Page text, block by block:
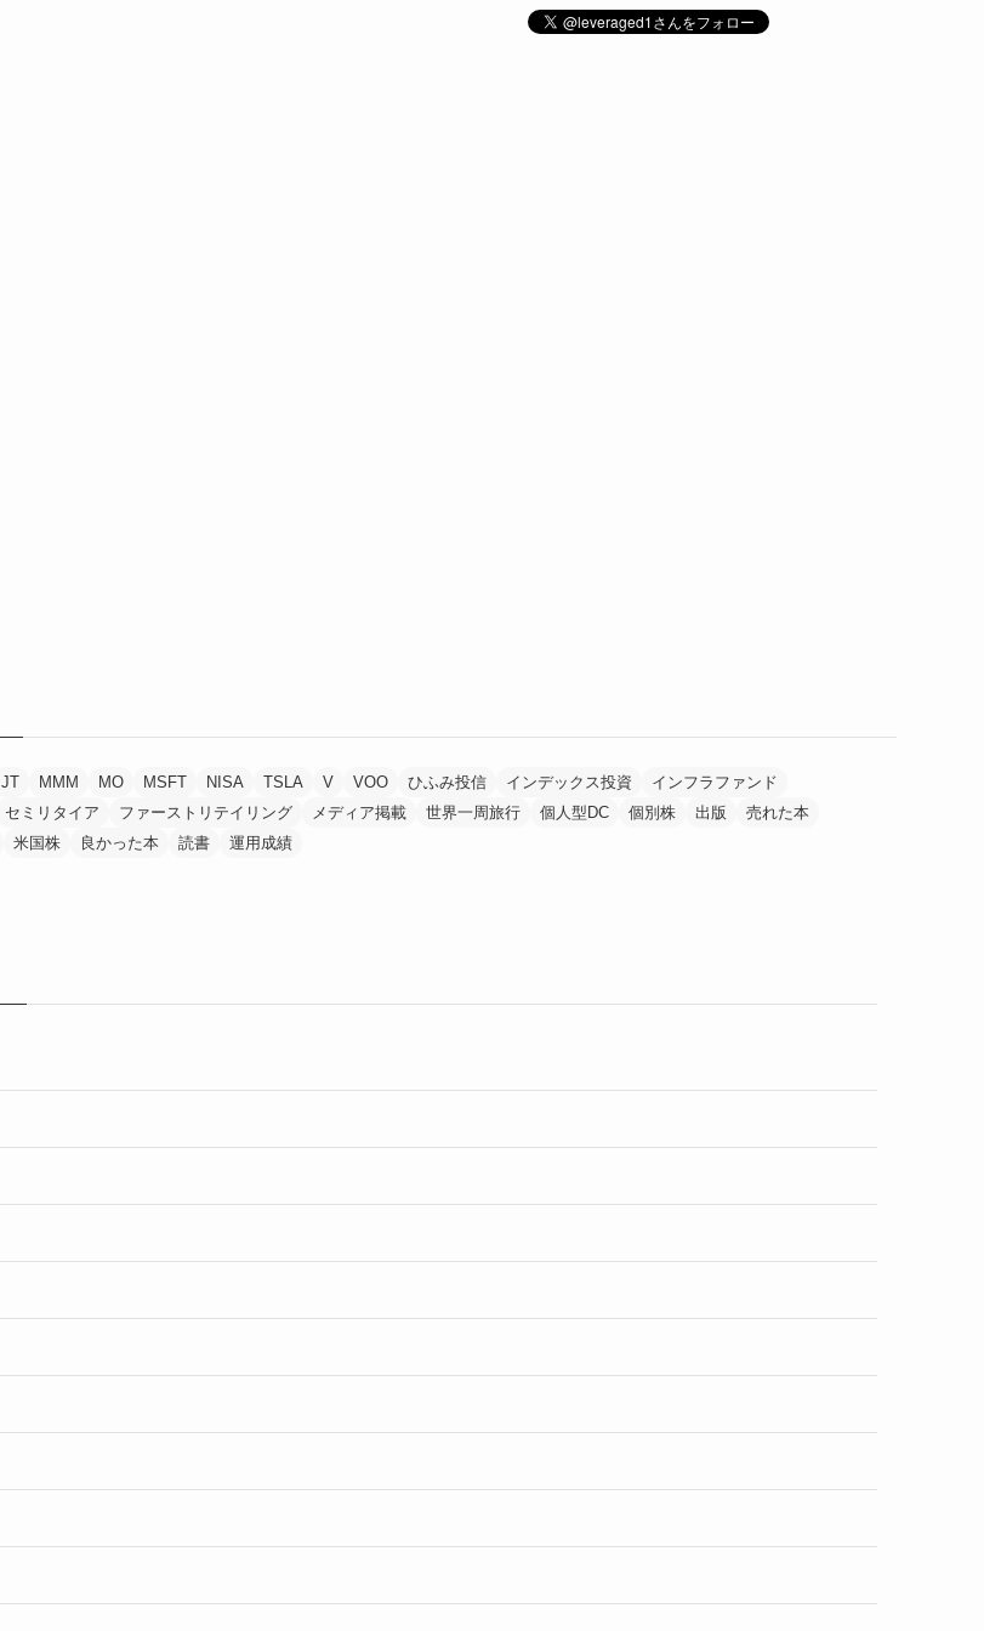
JT MMM MO MSFT NISA TSLA V VOO ひふみ投信 インデックス投資
インフラファンド
セミリタイア ファーストリテイリング メディア掲載 世界一周旅行 個人型DC 個別株 出版
売れた本
米国株 良かった本 読書 運用成績